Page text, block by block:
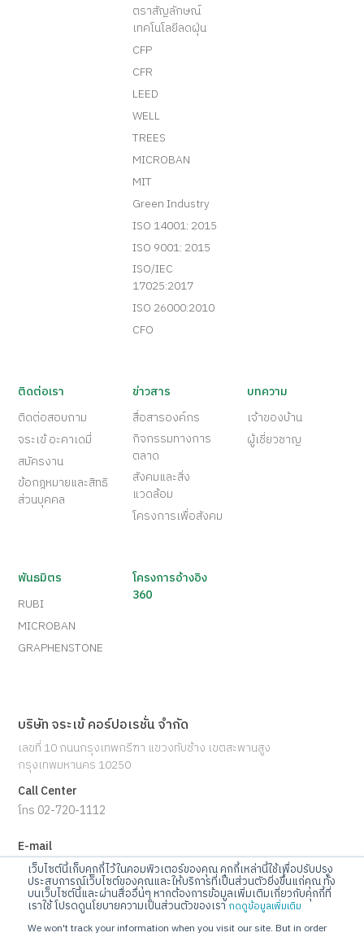
เว็บไซต์นี้เก็บคุกกี้ไว้ในคอมพิวเตอร์ของคุณ คุกกี้เหล่านี้ใช้เพื่อปรับปรุง
ประสบการณ์เว็บไซต์ของคุณและให้บริการที่เป็นส่วนตัวยิ่งขึ้นแก่คุณ ทั้ง
บนเว็บไซต์นี้และผ่านสื่ออื่นๆ หากต้องการข้อมูลเพิ่มเติมเกี่ยวกับคุกกี้ที่
เราใช้ โปรดดูนโยบายความเป็นส่วนตัวของเรากดดูข้อมูลเพิ่มเติม
We won't track your information when you visit our site. But in order
ตราสัญลักษณ์
เทคโนโลยีลดฝุ่น
CFP
CFR
LEED
WELL
TREES
MICROBAN
MIT
Green Industry
ISO 14001: 2015
ISO 9001: 2015
ISO/IEC
17025:2017
ISO 26000:2010
CFO
ติดต่อเรา
ติดต่อสอบถาม
จระเข้ อะคาเดมี่
สมัครงาน
ข้อกฎหมายและสิทธิ
ส่วนบุคคล
ข่าวสาร
สื่อสารองค์กร
กิจกรรมทางการ
ตลาด
สังคมและสิ่ง
แวดล้อม
โครงการเพื่อสังคม
บทความ
เจ้าของบ้าน
ผู้เชี่ยวชาญ
พันธมิตร
RUBI
MICROBAN
GRAPHENSTONE
โครงการอ้างอิง
360
บริษัท จระเข้ คอร์ปอเรชั่น จำกัด
เลขที่ 10 ถนนกรุงเทพกรีฑา แขวงทับช้าง เขตสะพานสูง
กรุงเทพมหานคร 10250
Call Center
โทร 02-720-1112
E-mail
info@jorakay.co.th
Social